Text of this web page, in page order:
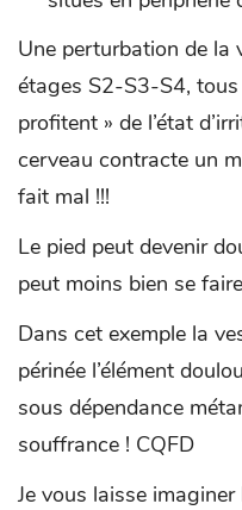
Une perturbation de la
étages S2-S3-S4,
profitent » de l’état
cerveau contracte un
fait mal !!!
Le pied peut devenir
peut moins bien se
Dans cet exemple la
périnée l’élément
sous dépendance
souffrance ! CQFD
Je vous laisse